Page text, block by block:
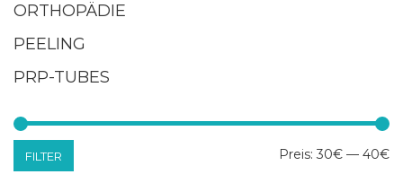
ORTHOPÄDIE
PEELING
PRP-TUBES
FILTER Preis: 30€ — 40€